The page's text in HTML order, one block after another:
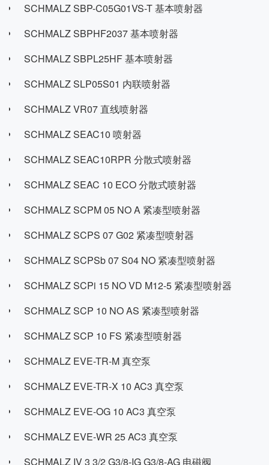
SCHMALZ SBP-C05G01VS-T 基本喷射器
SCHMALZ SBPHF2037 基本喷射器
SCHMALZ SBPL25HF 基本喷射器
SCHMALZ SLP05S01 内联喷射器
SCHMALZ VR07 直线喷射器
SCHMALZ SEAC10 喷射器
SCHMALZ SEAC10RPR 分散式喷射器
SCHMALZ SEAC 10 ECO 分散式喷射器
SCHMALZ SCPM 05 NO A 紧凑型喷射器
SCHMALZ SCPS 07 G02 紧凑型喷射器
SCHMALZ SCPSb 07 S04 NO 紧凑型喷射器
SCHMALZ SCPi 15 NO VD M12-5 紧凑型喷射器
SCHMALZ SCP 10 NO AS 紧凑型喷射器
SCHMALZ SCP 10 FS 紧凑型喷射器
SCHMALZ EVE-TR-M 真空泵
SCHMALZ EVE-TR-X 10 AC3 真空泵
SCHMALZ EVE-OG 10 AC3 真空泵
SCHMALZ EVE-WR 25 AC3 真空泵
SCHMALZ IV 3 3/2 G3/8-IG G3/8-AG 电磁阀